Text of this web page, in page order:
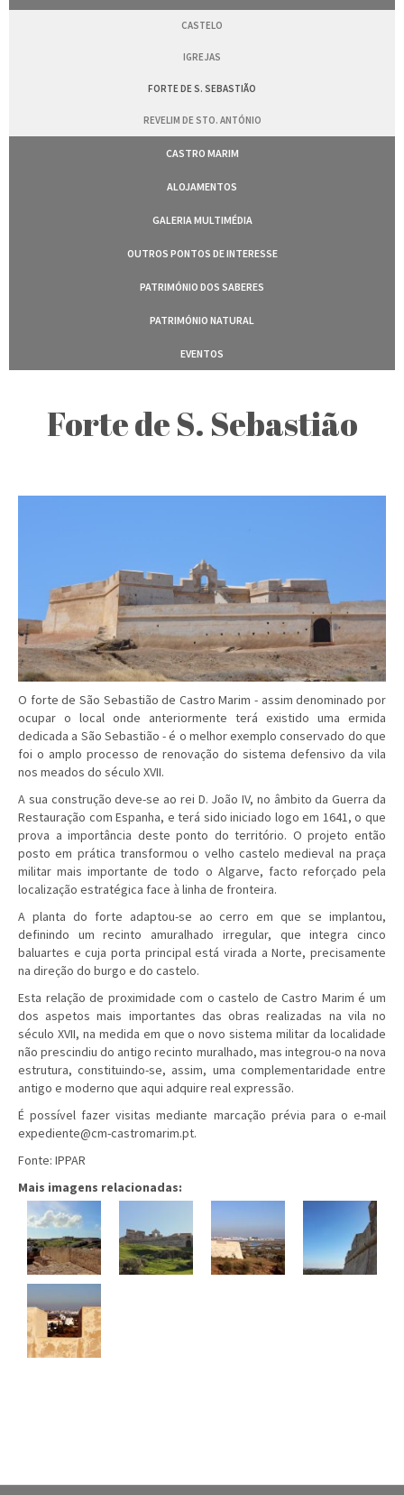
CASTELO
IGREJAS
FORTE DE S. SEBASTIÃO
REVELIM DE STO. ANTÓNIO
CASTRO MARIM
ALOJAMENTOS
GALERIA MULTIMÉDIA
OUTROS PONTOS DE INTERESSE
PATRIMÓNIO DOS SABERES
PATRIMÓNIO NATURAL
EVENTOS
Forte de S. Sebastião
O forte de São Sebastião de Castro Marim - assim denominado por
ocupar o local o­nde anteriormente terá existido uma ermida
dedicada a São Sebastião - é o melhor exemplo conservado do que
foi o amplo processo de renovação do sistema defensivo da vila
nos meados do século XVII.
A sua construção deve-se ao rei D. João IV, no âmbito da Guerra da
Restauração com Espanha, e terá sido iniciado logo em 1641, o que
prova a importância deste ponto do território. O projeto então
posto em prática transformou o velho castelo medieval na praça
militar mais importante de todo o Algarve, facto reforçado pela
localização estratégica face à linha de fronteira.
A planta do forte adaptou-se ao cerro em que se implantou,
definindo um recinto amuralhado irregular, que integra cinco
baluartes e cuja porta principal está virada a Norte, precisamente
na direção do burgo e do castelo.
Esta relação de proximidade com o castelo de Castro Marim é um
dos aspetos mais importantes das obras realizadas na vila no
século XVII, na medida em que o novo sistema militar da localidade
não prescindiu do antigo recinto muralhado, mas integrou-o na nova
estrutura, constituindo-se, assim, uma complementaridade entre
antigo e moderno que aqui adquire real expressão.
É possível fazer visitas mediante marcação prévia para o e-mail
expediente@cm-castromarim.pt.
Fonte: IPPAR
Mais imagens relacionadas: